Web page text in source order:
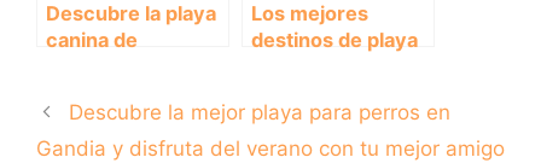
Descubre la playa
canina de
mascotas.
Los mejores
destinos de playa
disfrutar con tu
perro
Descubre la mejor playa para perros en
Gandia y disfruta del verano con tu mejor amigo